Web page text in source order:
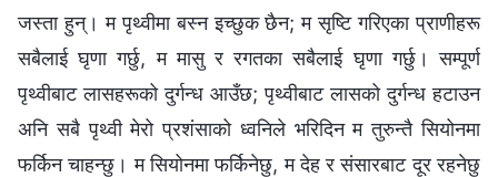
जस्ता हुन्। म पृथ्वीमा बस्न इच्छुक छैन; म सृष्टि गरिएका प्राणीहरू
सबैलाई घृणा गर्छु, म मासु र रगतका सबैलाई घृणा गर्छु। सम्पूर्ण
पृथ्वीबाट लासहरूको दुर्गन्ध आउँछ; पृथ्वीबाट लासको दुर्गन्ध हटाउन
अनि सबै पृथ्वी मेरो प्रशंसाको ध्वनिले भरिदिन म तुरुन्तै सियोनमा
फर्किन चाहन्छु। म सियोनमा फर्किनेछु, म देह र संसारबाट दूर रहनेछु